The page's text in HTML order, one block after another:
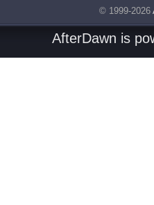
© 1999-2026
AfterDawn is